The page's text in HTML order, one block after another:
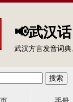
📢武汉
武汉方言发音词